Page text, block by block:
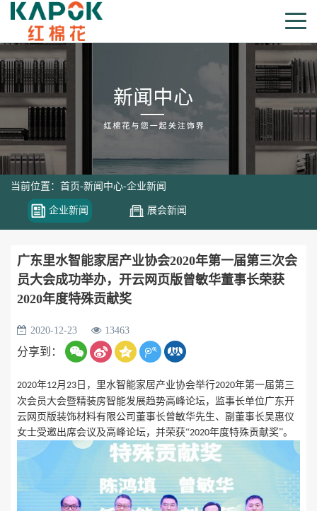
当前位置： 首页-新闻中心-企业新闻
企业新闻 展会新闻
广东里水智能家居产业协会2020年第一届第三次会
员大会成功举办，开云网页版曾敏华董事长荣获
2020年度特殊贡献奖
2020-12-23 13463
分享到：
2020年12月23 日，里水智能家居产业协会举行2020年第一届第三
次会员大会暨精装房智能发展趋势高峰论坛，监事长单位广东开
云网页版装饰材料有限公司董事长曾敏华先生、副董事长吴惠仪
女士受邀出席会议及高峰论坛，并荣获“2020年度特殊贡献奖”。